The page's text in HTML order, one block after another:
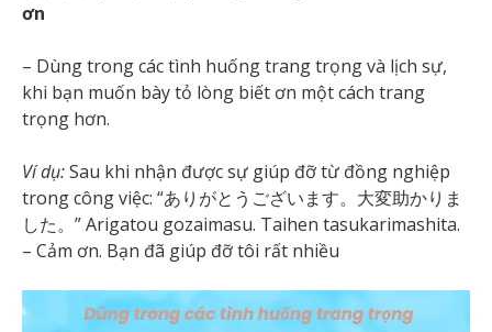
ơn
– Dùng trong các tình huống trang trọng và lịch sự,
khi bạn muốn bày tỏ lòng biết ơn một cách trang
trọng hơn.
Ví dụ:Sau khi nhận được sự giúp đỡ từ đồng nghiệp
trong công việc: “ありがとうございます。大変助かりま
した。” Arigatou gozaimasu. Taihen tasukarimashita.
– Cảm ơn. Bạn đã giúp đỡ tôi rất nhiều